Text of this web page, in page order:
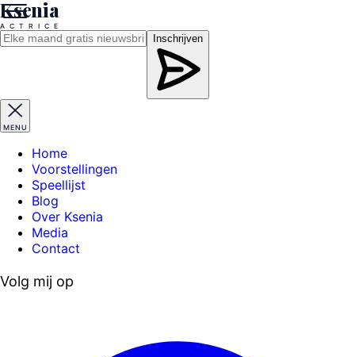
Ksenia
A C T R I C E
Inschrijven
MENU
Home
Voorstellingen
Speellijst
Blog
Over Ksenia
Media
Contact
Volg mij op